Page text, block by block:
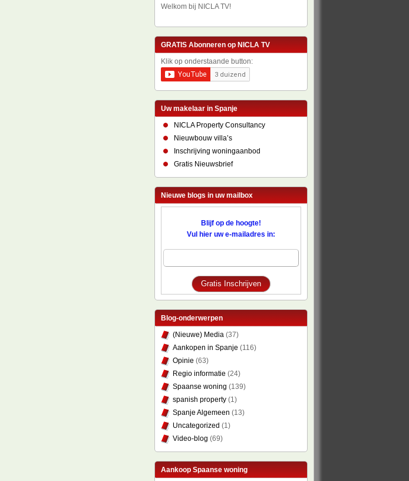
Welkom bij NICLA TV!
GRATIS Abonneren op NICLA TV
Klik op onderstaande button:
Uw makelaar in Spanje
NICLA Property Consultancy
Nieuwbouw villa’s
Inschrijving woningaanbod
Gratis Nieuwsbrief
Nieuwe blogs in uw mailbox
Blijf op de hoogte!
Vul hier uw e-mailadres in:
Blog-onderwerpen
(Nieuwe) Media (37)
Aankopen in Spanje (116)
Opinie (63)
Regio informatie (24)
Spaanse woning (139)
spanish property (1)
Spanje Algemeen (13)
Uncategorized (1)
Video-blog (69)
Aankoop Spaanse woning